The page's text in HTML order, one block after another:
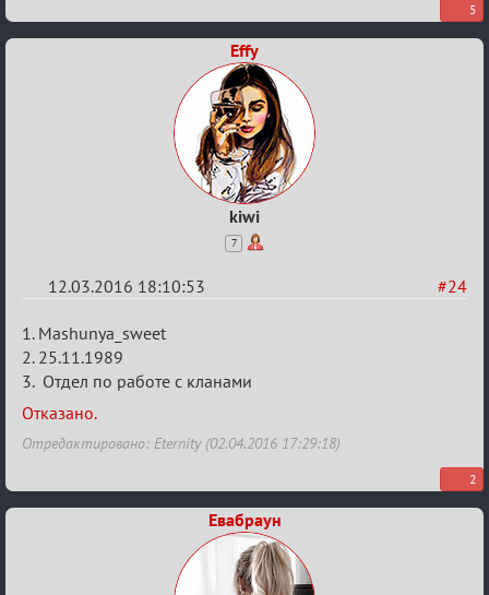
5
Effy
kiwi
7
#24
12.03.2016 18:10:53
Re:
Заявки
в
Авторитеты²
1. Mashunya_sweet
2. 25.11.1989
3. Отдел по работе с кланами
Отказано.
Отредактировано: Eternity (02.04.2016 17:29:18)
2
Евабраун